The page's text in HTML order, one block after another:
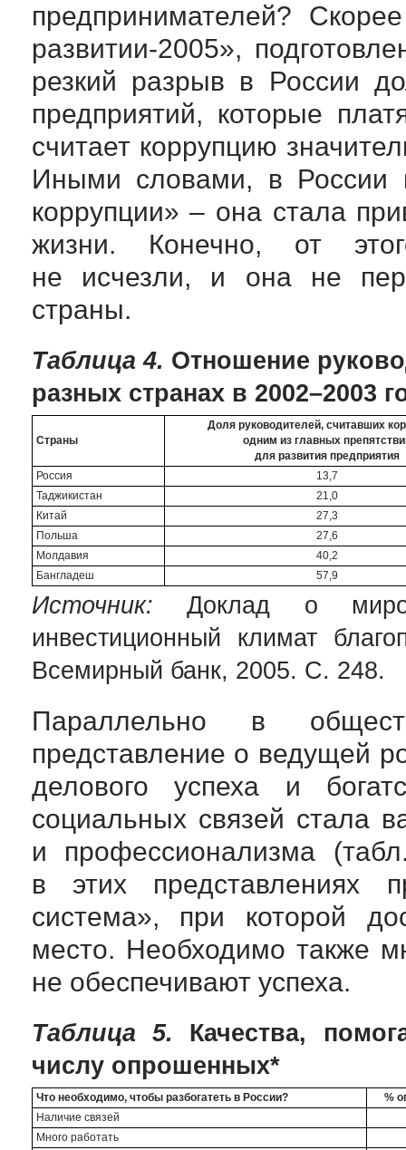
предпринимателей?
развитии-2005»,
резкий разрыв в России
предприятий, которые
считает коррупцию
Иными словами, в России
коррупции» – она стала
жизни. Конечно, от
не исчезли, и она не
страны.
Таблица 4. Отношение
разных странах в 2002–2003
Страны
Доля руководителей, считавших
одним из главных
для развития предприятия
Россия
13,7
Таджикистан
21,0
Китай
27,3
Польша
27,6
Молдавия
40,2
Бангладеш
57,9
Источник: Доклад о
инвестиционный климат
Всемирный банк, 2005. С. 248.
Параллельно в
представление о ведущей
делового успеха и
социальных связей стала
и профессионализма
в этих представлениях
система», при которой
место. Необходимо также
не обеспечивают успеха.
Таблица 5. Качества,
числу опрошенных*
Что необходимо, чтобы разбогатеть в России?
%
Наличие связей
Много работать